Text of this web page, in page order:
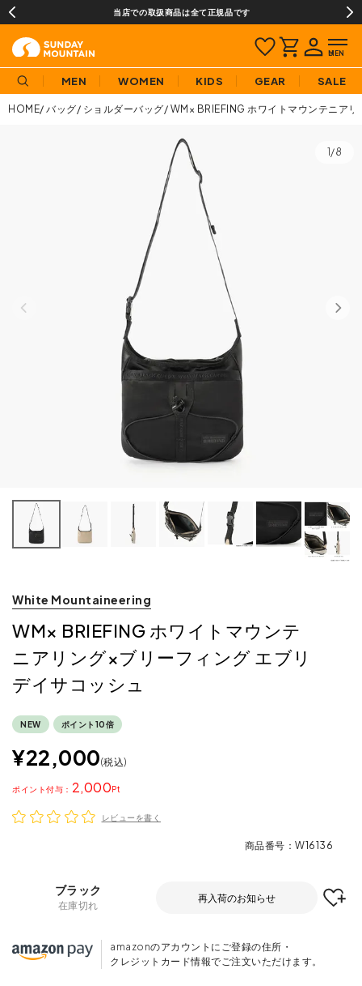
当店での取扱商品は全て正規品です
MEN WOMEN KIDS GEAR SALE
HOME バッグ ショルダーバッグ WM× BRIEFING ホワイトマウンテニア
1/8
White Mountaineering
WM× BRIEFING ホワイトマウンテ
ニアリング×ブリーフィング エブリ
デイサコッシュ
NEW ポイント10倍
¥22,000 税込
2,000
ポイント
レビューを書く
商品番号 W16136
ブラック
在庫切れ
再入荷のお知らせ
amazonのアカウントにご登録の住所・
クレジットカード情報でご注文いただけます。